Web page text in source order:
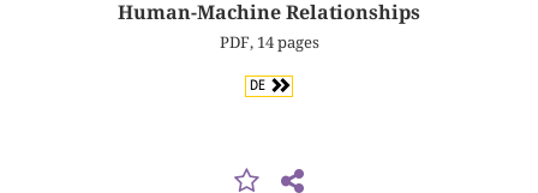
Human-Machine Relationships
PDF, 14 pages
DE